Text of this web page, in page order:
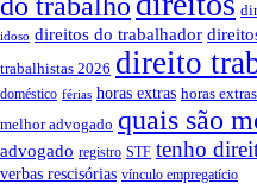
idoso direitos do trabalhador
trabalhistas 2026 direito
doméstico férias horas extras horas
melhor advogado quais são
advogado registro STF tenho
verbas rescisórias vínculo empregatício